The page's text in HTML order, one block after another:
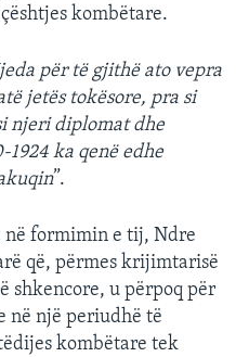
kombëtare.
për të gjithë ato vepra
jetës tokësore, pra si
njeri diplomat dhe
ka qenë edhe
”.
në formimin e tij, Ndre
që, përmes krijimtarisë
shkencore, u përpoq për
në një periudhë të
kombëtare tek